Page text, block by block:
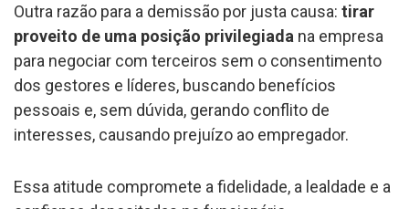
Outra razão para a demissão por justa causa: tirar
proveito de uma posição privilegiada na empresa
para negociar com terceiros sem o consentimento
dos gestores e líderes, buscando benefícios
pessoais e, sem dúvida, gerando conflito de
interesses, causando prejuízo ao empregador.
Essa atitude compromete a fidelidade, a lealdade e a